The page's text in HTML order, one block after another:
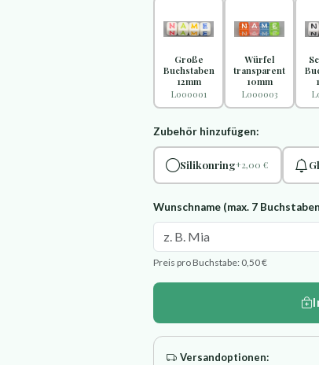
Große
Buchstaben
12mm
L000001
Würfel
transparent
10mm
L000003
Zubehör hinzufügen:
Silikonring+2,00 €
Wunschname (max. 7
Preis pro Buchstabe: 0,50 €
Versandoptionen: